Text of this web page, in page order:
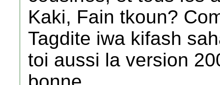
Kaki, Fain tkoun?
Tagdite iwa kifash
toi aussi la version